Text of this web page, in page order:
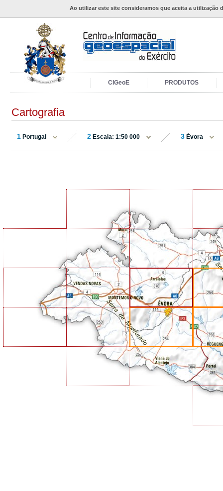
Ao utilizar este site consideramos que aceita a utilização
CIGeoE PRODUTOS
Cartografia
1 Portugal 2 Escala: 1:50 000 3 Évora